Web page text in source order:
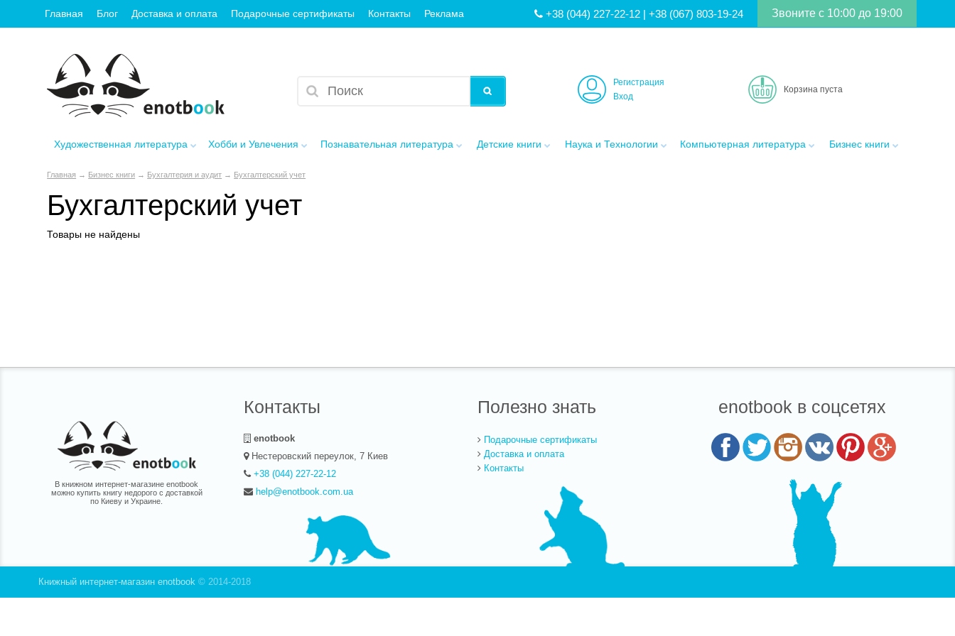
Главная Блог Доставка и оплата Подарочные сертификаты Контакты Реклама Звоните с 10:00 до 19:00
+38 (044) 227-22-12 |+38 (067) 803-19-24
Корзина пуста
Регистрация
Вход
Художественная литература Хобби и Увлечения Познавательная литература Детские книги Наука и Технологии Компьютерная литература Бизнес книги
Главная → Бизнес книги → Бухгалтерия и аудит → Бухгалтерский учет
Бухгалтерский учет
Товары не найдены
В книжном интернет-магазине enotbook
можно купить книгу недорого с доставкой
по Киеву и Украине.
Контакты
enotbook
Нестеровский переулок, 7 Киев
+38 (044) 227-22-12
help@enotbook.com.ua
Полезно знать
Подарочные сертификаты
Доставка и оплата
Контакты
enotbook в соцсетях
Книжный интернет-магазин enotbook© 2014-2018